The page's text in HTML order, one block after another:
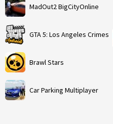
MadOut2 BigCityOnline
GTA 5: Los Angeles Crimes
Brawl Stars
Car Parking Multiplayer